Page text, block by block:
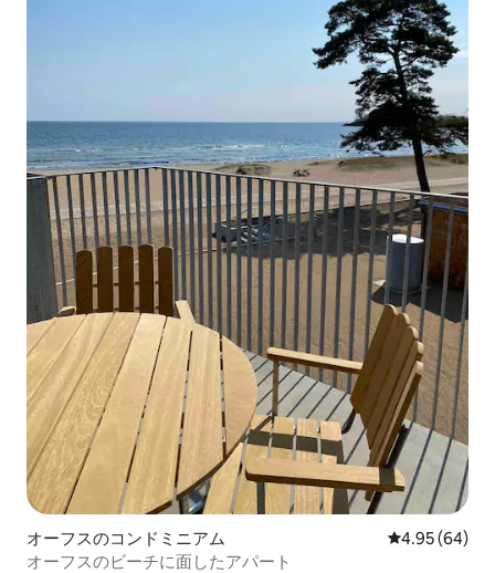
オーフスのコンドミニアム レビュー64
4.95 (64)
オーフスのビーチに面したアパート